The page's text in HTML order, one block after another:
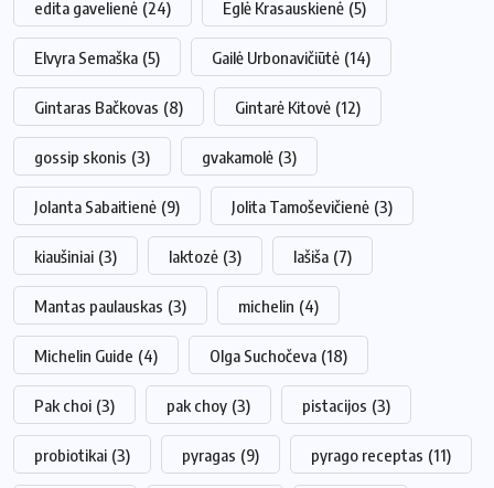
edita gavelienė (24) Eglė Krasauskienė (5)
Elvyra Semaška (5) Gailė Urbonavičiūtė (14)
Gintaras Bačkovas (8) Gintarė Kitovė (12)
gossip skonis (3) gvakamolė (3)
Jolanta Sabaitienė (9) Jolita Tamoševičienė (3)
kiaušiniai (3) laktozė (3) lašiša (7)
Mantas paulauskas (3) michelin (4)
Michelin Guide (4) Olga Suchočeva (18)
Pak choi (3) pak choy (3) pistacijos (3)
probiotikai (3) pyragas (9) pyrago receptas (11)